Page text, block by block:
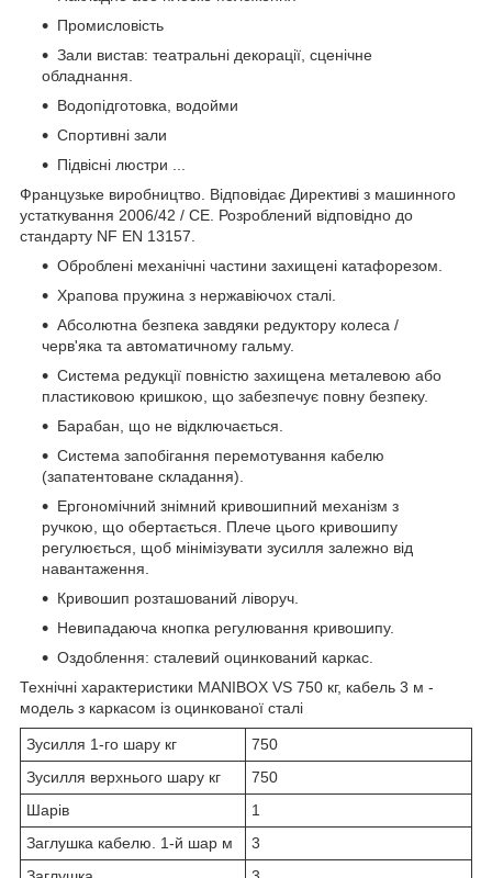
Промисловість
Зали вистав: театральні декорації, сценічне
обладнання.
Водопідготовка, водойми
Спортивні зали
Підвісні люстри ...
Французьке виробництво. Відповідає Директиві з машинного
устаткування 2006/42 / CE. Розроблений відповідно до
стандарту NF EN 13157.
Оброблені механічні частини захищені катафорезом.
Храпова пружина з нержавіючох сталі.
Абсолютна безпека завдяки редуктору колеса /
черв'яка та автоматичному гальму.
Система редукції повністю захищена металевою або
пластиковою кришкою, що забезпечує повну безпеку.
Барабан, що не відключається.
Система запобігання перемотування кабелю
(запатентоване складання).
Ергономічний знімний кривошипний механізм з
ручкою, що обертається. Плече цього кривошипу
регулюється, щоб мінімізувати зусилля залежно від
навантаження.
Кривошип розташований ліворуч.
Невипадаюча кнопка регулювання кривошипу.
Оздоблення: сталевий оцинкований каркас.
Технічні характеристики MANIBOX VS 750 кг, кабель 3 м -
модель з каркасом із оцинкованої сталі
Зусилля 1-го шару кг
750
Зусилля верхнього шару кг
750
Шарів
1
Заглушка кабелю. 1-й шар м
3